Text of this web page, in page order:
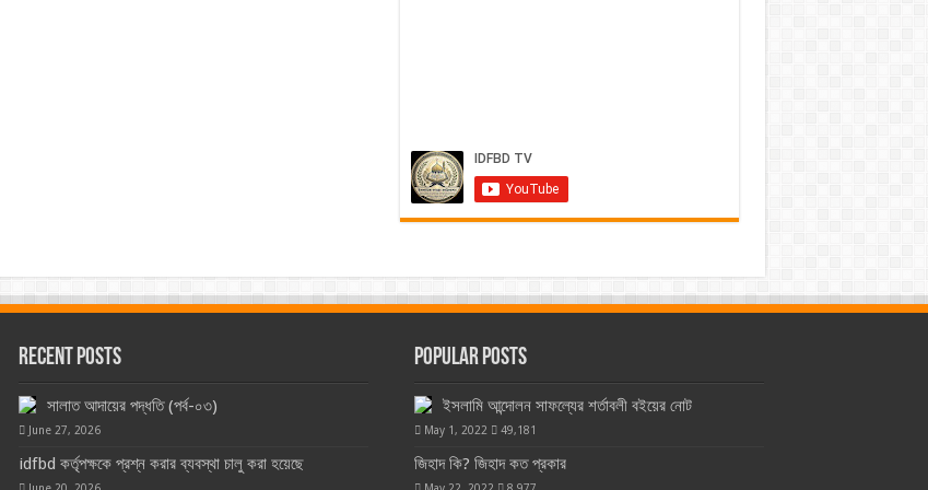
Recent Posts
সালাত আদায়ের পদ্ধতি (পর্ব-০৩)
June 27, 2026
idfbd কর্তৃপক্ষকে প্রশ্ন করার ব্যবস্থা চালু করা হয়েছে
Popular Posts
ইসলামি আন্দোলন সাফল্যের শর্তাবলী বইয়ের নোট
May 1, 2022 49,181
জিহাদ কি? জিহাদ কত প্রকার